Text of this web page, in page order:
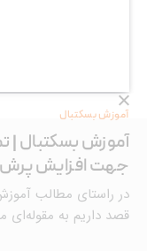
آموزش بسکتبال
آموزش بسکتبال |
جهت افزایش پرش
در راستای مطالب
قصد داریم به مقوله‌ای